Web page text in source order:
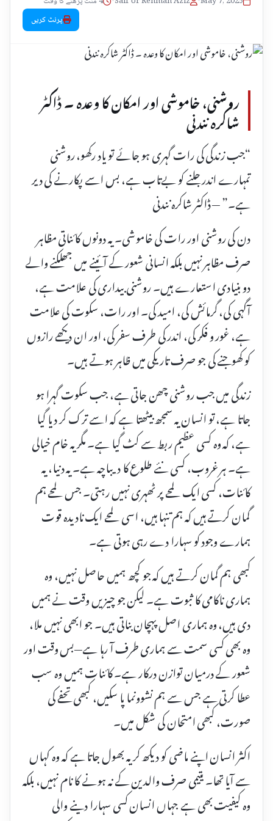
پرنٹ کریں
روشنی، خاموشی اور امکان کا وعدہ ۔ ڈاکٹر
شاکرہ نندنی
“جب زندگی کی رات گہری ہو جائے تو یاد رکھو، روشنی
تمہارے اندر جلنے کو بےتاب ہے، بس اسے پکارنے کی دیر
ہے۔” — ڈاکٹر شاکرہ نندنی
دن کی روشنی اور رات کی خاموشی۔ یہ دونوں کائناتی مظاہر
صرف مظاہر نہیں بلکہ انسانی شعور کے آئینے میں جھلکنے والے
دو بنیادی استعارے ہیں۔ روشنی بیداری کی علامت ہے،
آگہی کی، گرمائش کی، امید کی۔ اور رات، سکوت کی علامت
ہے، غور و فکر کی، اندر کی طرف سفر کی، اور ان دیکھے رازوں
کو کھوجنے کی جو صرف تاریکی میں ظاہر ہوتے ہیں۔
زندگی میں جب روشنی چھن جاتی ہے، جب سکوت گہرا ہو
جاتا ہے، تو انسان یہ سمجھ بیٹھتا ہے کہ اسے ترک کر دیا گیا
ہے، کہ وہ کسی عظیم ربط سے کٹ گیا ہے۔ مگر یہ خام خیالی
ہے۔ ہر غروب، کسی نئے طلوع کا دیباچہ ہے۔ یہ دنیا، یہ
کائنات، کسی ایک لمحے پر ٹھہری نہیں رہتی۔ جس لمحے ہم
گمان کرتے ہیں کہ ہم تنہا ہیں، اسی لمحے ایک نادیدہ قوت
ہمارے وجود کو سہارا دے رہی ہوتی ہے۔
کبھی ہم گمان کرتے ہیں کہ جو کچھ ہمیں حاصل نہیں، وہ
ہماری ناکامی کا ثبوت ہے۔ لیکن جو چیزیں وقت نے ہمیں
دی ہیں، وہ ہماری اصل پہچان بناتی ہیں۔ جو ابھی نہیں ملا،
وہ بھی کسی سمت سے ہماری طرف آ رہا ہے—بس وقت اور
شعور کے درمیان توازن درکار ہے۔ کائنات ہمیں وہ سب
عطا کرتی ہے جس سے ہم نشوونما پا سکیں، کبھی تحفے کی
صورت، کبھی امتحان کی شکل میں۔
اکثر انسان اپنے ماضی کو دیکھ کر یہ بھول جاتا ہے کہ وہ کہاں
سے آیا تھا۔ یتیمی صرف والدین کے نہ ہونے کا نام نہیں، بلکہ
وہ کیفیت بھی ہے جہاں انسان کسی سہارا دینے والی